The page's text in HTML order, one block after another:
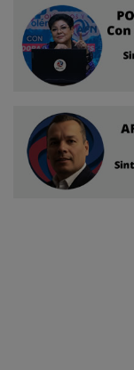
AFN
Ventas
Contacto
Reportero
Ciudadano